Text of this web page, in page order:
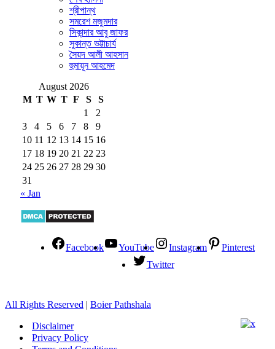
শ্রীপান্থ
সমরেশ মজুমদার
সিকান্দার আবু জাফর
সুকান্ত ভট্টাচার্য
সৈয়দ আলী আহসান
হুমায়ূন আহমেদ
August 2026
M T W T F S
S
1
2
3
4 5 6 7 8
9
10 11 12 13 14 15 16
17 18 19 20 21 22 23
24 25 26 27 28 29 30
31
« Jan
Facebook YouTube Instagram
Pinterest
Twitter
All Rights Reserved | Boier Pathshala
Disclaimer
Privacy Policy